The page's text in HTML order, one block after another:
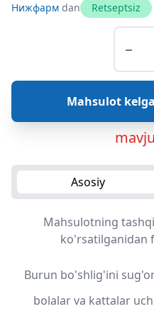
Нижфарм dan Retseptsiz
−
Mahsulot
Asosiy
Mahsulotning
ko'rsatilganidan
Burun bo'shlig'ini
bolalar va kattalar